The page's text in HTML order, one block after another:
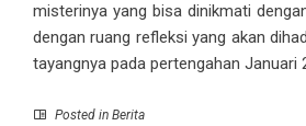
misterinya yang bisa dinikmati
dengan ruang refleksi yang akan
tayangnya pada pertengahan Januari
Posted in Berita